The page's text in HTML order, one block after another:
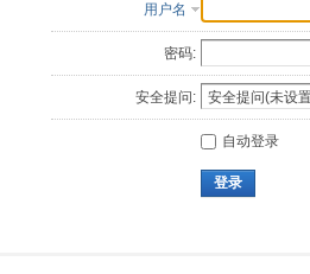
用户名
密码:
安全提问:
自动登录
登录